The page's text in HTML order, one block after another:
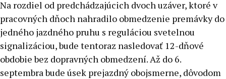
Na rozdiel od predchádzajúcich dvoch uzáver, ktoré v
pracovných dňoch nahradilo obmedzenie premávky do
jedného jazdného pruhu s reguláciou svetelnou
signalizáciou, bude tentoraz nasledovať 12-dňové
obdobie bez dopravných obmedzení. Až do 6.
septembra bude úsek prejazdný obojsmerne, dôvodom